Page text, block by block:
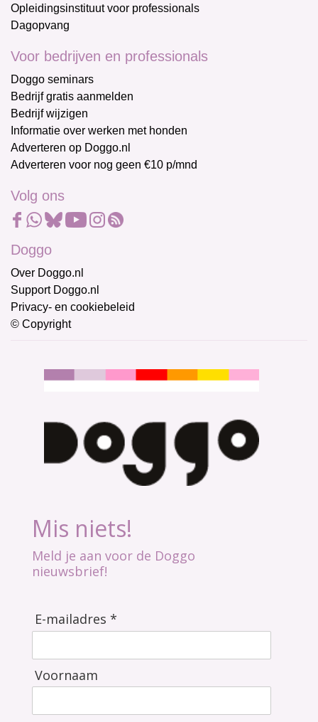
Opleidingsinstituut voor professionals
Dagopvang
Voor bedrijven en professionals
Doggo seminars
Bedrijf gratis aanmelden
Bedrijf wijzigen
Informatie over werken met honden
Adverteren op Doggo.nl
Adverteren voor nog geen €10 p/mnd
Volg ons
Doggo
Over Doggo.nl
Support Doggo.nl
Privacy- en cookiebeleid
© Copyright
Mis niets!
Meld je aan voor de Doggo
nieuwsbrief!
E-mailadres *
Voornaam